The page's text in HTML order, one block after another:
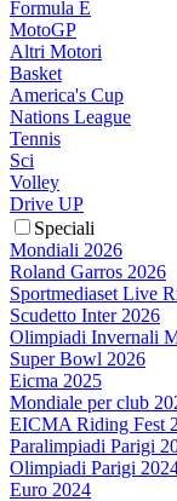
Formula E
MotoGP
Altri Motori
Basket
America's Cup
Nations League
Tennis
Sci
Volley
Drive UP
Speciali
Mondiali 2026
Roland Garros 2026
Sportmediaset Live
Scudetto Inter 2026
Olimpiadi Invernali
Super Bowl 2026
Eicma 2025
Mondiale per club
EICMA Riding Fest
Paralimpiadi Parigi
Olimpiadi Parigi
Euro 2024